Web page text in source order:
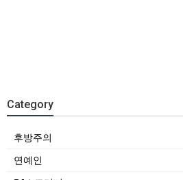
Category
후방주의
연예인